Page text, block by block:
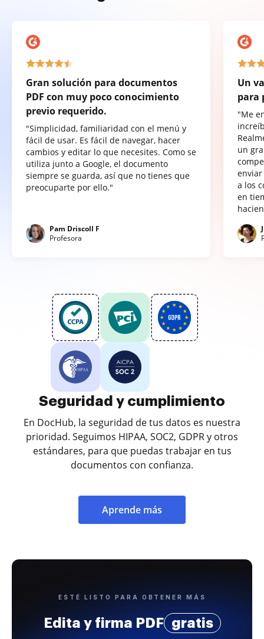
Gran solución para documentos
PDF con muy poco conocimiento
previo requerido.
"Simplicidad, familiaridad con el menú y
fácil de usar. Es fácil de navegar, hacer
cambios y editar lo que necesites. Como se
utiliza junto a Google, el documento
siempre se guarda, así que no tienes que
preocuparte por ello."
Pam Driscoll F
Profesora
Un
para
"Me
un
a los
en
Seguridad y cumplimiento
En DocHub, la seguridad de tus datos es nuestra
prioridad. Seguimos HIPAA, SOC2, GDPR y otros
estándares, para que puedas trabajar en tus
documentos con confianza.
Aprende más
ESTÉ LISTO PARA OBTENER MÁS
Edita y firma PDF gratis